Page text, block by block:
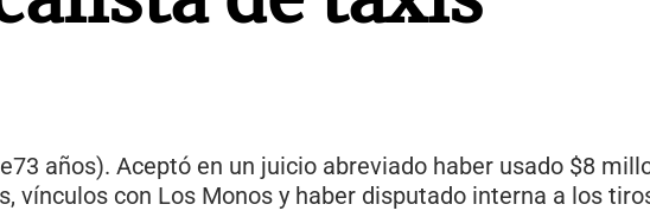
años). Aceptó en un juicio abreviado haber usado $8
vínculos con Los Monos y haber disputado interna a los